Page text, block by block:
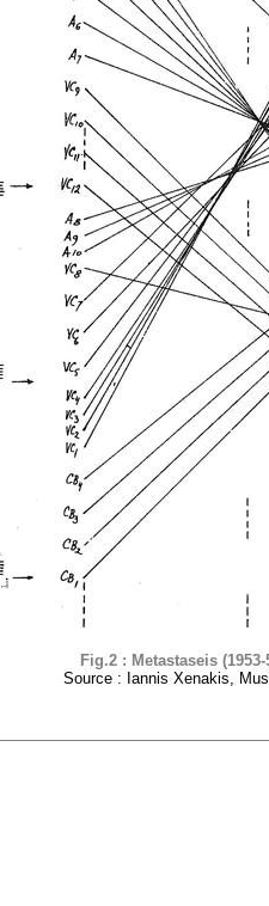
Fig.2 : Metastaseis
Source : Iannis Xenakis,